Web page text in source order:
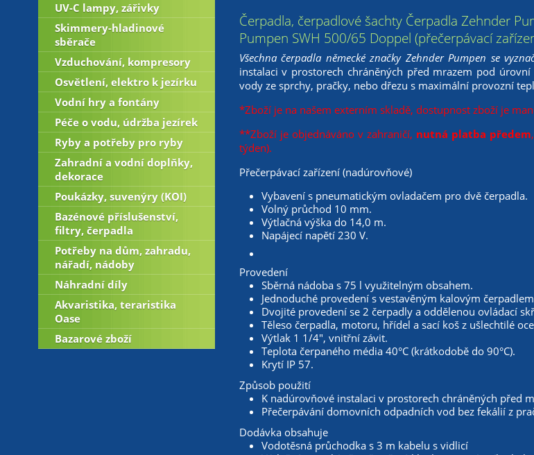
Čerpadla, čerpadlové šachty Čerpadla Zehnder
Pumpen SWH 500/65 Doppel (přečerpávací
Všechna čerpadla německé značky Zehnder Pumpen se
instalaci v prostorech chráněných před mrazem pod
vody ze sprchy, pračky, nebo dřezu s maximální provozní
*Zboží je na našem externím skladě, dostupnost zboží je
**Zboží je objednáváno v zahraničí, nutná platba předem
týden).
Přečerpávací zařízení (nadúrovňové)
Vybavení s pneumatickým ovladačem pro dvě čerpadla.
Volný průchod 10 mm.
Výtlačná výška do 14,0 m.
Napájecí napětí 230 V.
Provedení
Sběrná nádoba s 75 l využitelným obsahem.
Jednoduché provedení s vestavěným kalovým
Dvojité provedení se 2 čerpadly a oddělenou ovládací
Těleso čerpadla, motoru, hřídel a sací koš z ušlechtilé
Výtlak 1 1/4", vnitřní závit.
Teplota čerpaného média 40°C (krátkodobě do 90°C).
Krytí IP 57.
Způsob použití
K nadúrovňové instalaci v prostorech chráněných před
Přečerpávání domovních odpadních vod bez fekálií z
Dodávka obsahuje
Vodotěsná průchodka s 3 m kabelu s vidlicí
UV-C lampy, zářivky
Skimmery-hladinové
sběrače
Vzduchování, kompresory
Osvětlení, elektro k jezírku
Vodní hry a fontány
Péče o vodu, údržba jezírek
Ryby a potřeby pro ryby
Zahradní a vodní doplňky,
dekorace
Poukázky, suvenýry (KOI)
Bazénové příslušenství,
filtry, čerpadla
Potřeby na dům, zahradu,
nářadí, nádoby
Náhradní díly
Akvaristika, teraristika
Oase
Bazarové zboží